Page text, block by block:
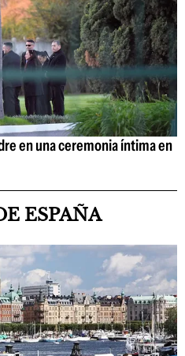
en una ceremonia íntima en
ESPAÑA